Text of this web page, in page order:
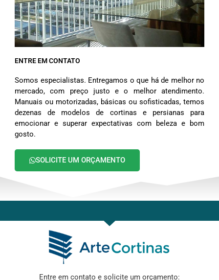
ENTRE EM CONTATO
Somos especialistas. Entregamos o que há de melhor no
mercado, com preço justo e o melhor atendimento.
Manuais ou motorizadas, básicas ou sofisticadas, temos
dezenas de modelos de cortinas e persianas para
emocionar e superar expectativas com beleza e bom
gosto.
SOLICITE UM ORÇAMENTO
Entre em contato e solicite um orçamento: